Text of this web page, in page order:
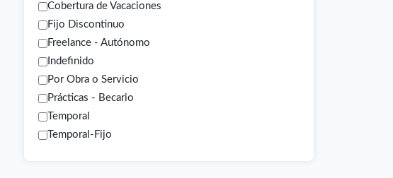
Cobertura de Vacaciones
Fijo Discontinuo
Freelance - Autónomo
Indefinido
Por Obra o Servicio
Prácticas - Becario
Temporal
Temporal-Fijo